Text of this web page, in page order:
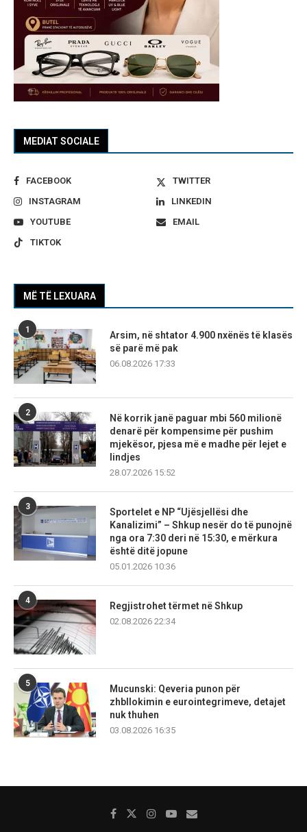
MEDIAT SOCIALE
FACEBOOK
TWITTER
INSTAGRAM
LINKEDIN
YOUTUBE
EMAIL
TIKTOK
MË TË LEXUARA
1
Arsim, në shtator 4.900 nxënës të klasës
së parë më pak
06.08.2026 17:33
2
Në korrik janë paguar mbi 560 milionë
denarë për kompensime për pushim
mjekësor, pjesa më e madhe për lejet e
lindjes
28.07.2026 15:52
3
Sportelet e NP “Ujësjellësi dhe
Kanalizimi” – Shkup nesër do të punojnë
nga ora 7:30 deri në 15:30, e mërkura
është ditë jopune
05.01.2026 10:36
4
Regjistrohet tërmet në Shkup
02.08.2026 22:34
5
Mucunski: Qeveria punon për
zhbllokimin e eurointegrimeve, detajet
nuk thuhen
03.08.2026 16:35